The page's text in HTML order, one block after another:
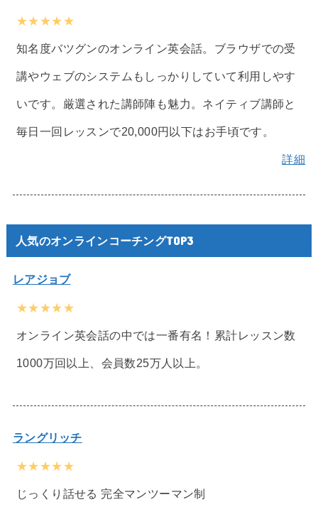
★★★★★
知名度バツグンのオンライン英会話。ブラウザでの受
講やウェブのシステムもしっかりしていて利用しやす
いです。厳選された講師陣も魅力。ネイティブ講師と
毎日一回レッスンで20,000円以下はお手頃です。
詳細
人気のオンラインコーチングTOP3
レアジョブ
★★★★★
オンライン英会話の中では一番有名！累計レッスン数
1000万回以上、会員数25万人以上。
ラングリッチ
★★★★★
じっくり話せる 完全マンツーマン制